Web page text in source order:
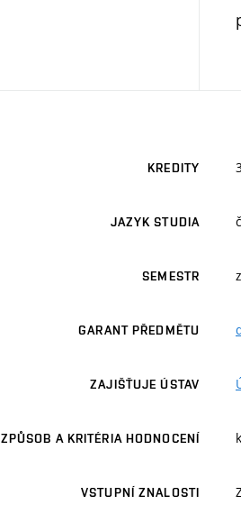
KREDITY
JAZYK STUDIA
SEMESTR
GARANT PŘEDMĚTU
ZAJIŠŤUJE ÚSTAV
ZPŮSOB A KRITÉRIA HODNOCENÍ
VSTUPNÍ ZNALOSTI